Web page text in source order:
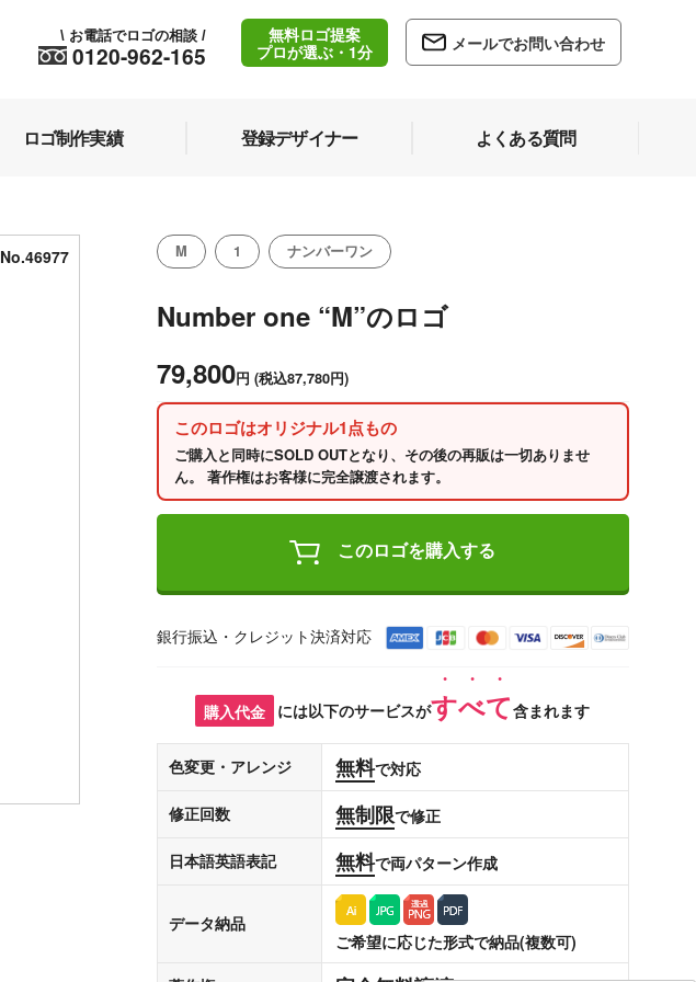
0120-962-165
\ お電話でロゴの相談 /
無料ロゴ提案
プロが選ぶ・1分
メールでお問い合わせ
ロゴ制作実績 登録デザイナー よくある質問
No.46977 M 1 ナンバーワン
Number one “M”のロゴ
79,800円 (税込87,780円)
このロゴはオリジナル1点もの
ご購入と同時にSOLD OUTとなり、その後の再販は一切ありませ
ん。 著作権はお客様に完全譲渡されます。
このロゴを購入する
銀行振込・クレジット決済対応
購入代金 には以下のサービスがすべて含まれます
色変更・アレンジ 無料で対応
修正回数 無制限で修正
日本語英語表記 無料で両パターン作成
データ納品
ご希望に応じた形式で納品(複数可)